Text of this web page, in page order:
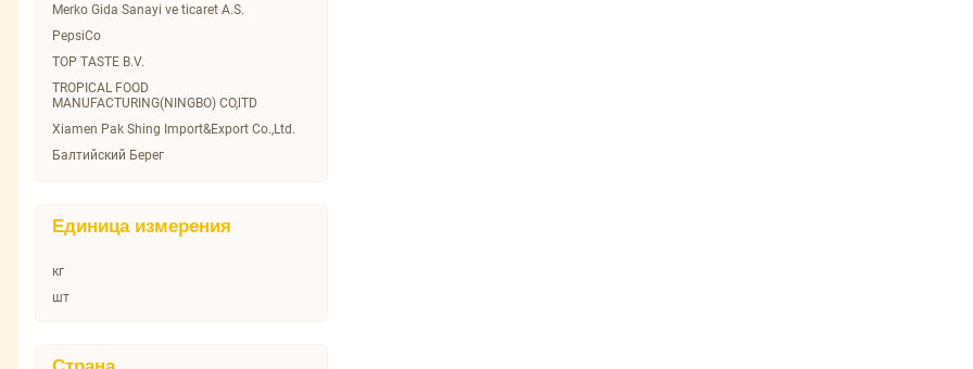
Баринофф
Бизнес Ланч
Богатовское золото
Бояринъ
Вкусные Консервы
Дары Природы
Доширак
Еврофрут
Merko Gida Sanayi ve ticaret A.S.
PepsiCo
TOP TASTE B.V.
TROPICAL FOOD
MANUFACTURING(NINGBO) CO,lTD
Xiamen Pak Shing Import&Export Co.,Ltd.
Балтийский Берег
Богатовский маслоэкстрационный
завод ООО
Единица измерения
кг
шт